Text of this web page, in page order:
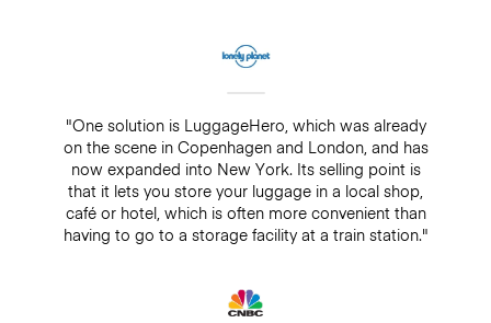
"One solution is LuggageHero, which was already
on the scene in Copenhagen and London, and has
now expanded into New York. Its selling point is
that it lets you store your luggage in a local shop,
café or hotel, which is often more convenient than
having to go to a storage facility at a train station."